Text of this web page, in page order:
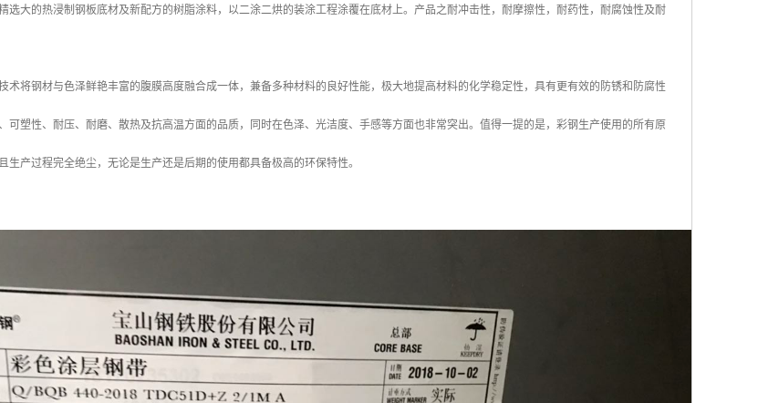
选大的热浸制钢板底材及新配方的树脂涂料，以二涂二烘的装涂工程涂覆在底材上。产品之耐冲击性，耐摩擦性，耐药性，耐腐蚀性及耐
术将钢材与色泽鲜艳丰富的腹膜高度融合成一体，兼备多种材料的良好性能，极大地提高材料的化学稳定性，具有更有效的防锈和防腐性
可塑性、耐压、耐磨、散热及抗高温方面的品质，同时在色泽、光洁度、手感等方面也非常突出。值得一提的是，彩钢生产使用的所有原
生产过程完全绝尘，无论是生产还是后期的使用都具备极高的环保特性。